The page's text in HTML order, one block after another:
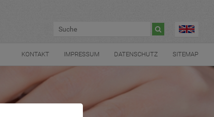

KONTAKT IMPRESSUM DATENSCHUTZ SITEMAP